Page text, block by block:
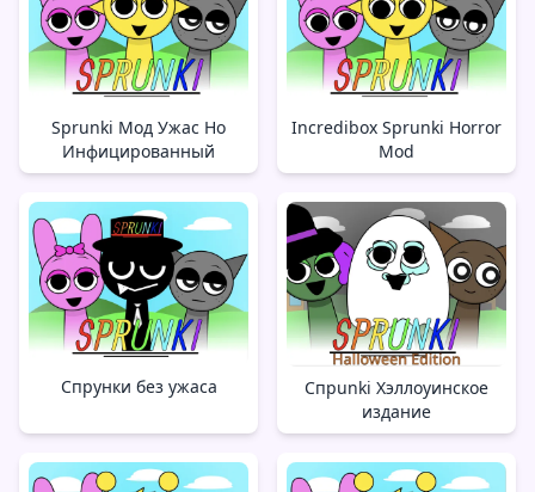
Sprunki Мод Ужас Но
Инфицированный
Incredibox Sprunki Horror
Mod
Спрунки без ужаса
Спрunki Хэллоуинское
издание